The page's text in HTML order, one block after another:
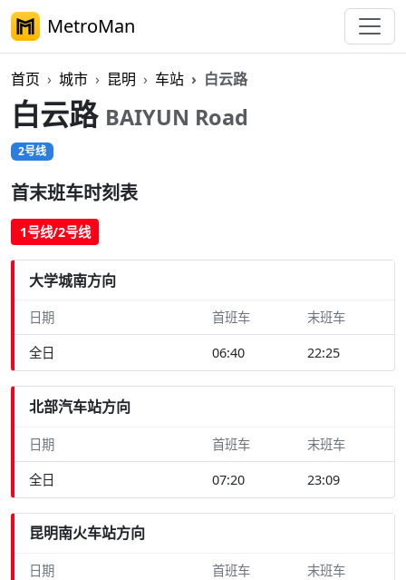
MetroMan
首页 城市 昆明 车站 白云路
白云路 BAIYUN Road
2号线
首末班车时刻表
1号线/2号线
大学城南方向
日期 首班车 末班车
全日 06:40 22:25
北部汽车站方向
日期 首班车 末班车
全日 07:20 23:09
昆明南火车站方向
日期 首班车 末班车